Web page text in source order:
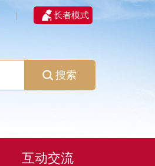
| 长者模式
搜索
互动交流